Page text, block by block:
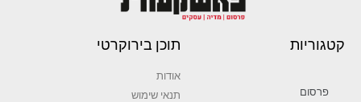
קטגוריות
פרסום
תוכן בירוקרטי
אודות
תנאי שימוש